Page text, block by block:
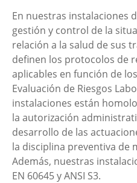
En nuestras instalaciones
gestión y control de la
relación a la salud de sus
definen los protocolos de
aplicables en función de
Evaluación de Riesgos
instalaciones están
la autorización
desarrollo de las
la disciplina preventiva de
Además, nuestras
EN 60645 y ANSI S3.